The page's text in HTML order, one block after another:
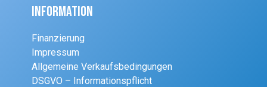
Information
Finanzierung
Impressum
Allgemeine Verkaufsbedingungen
DSGVO – Informationspflicht